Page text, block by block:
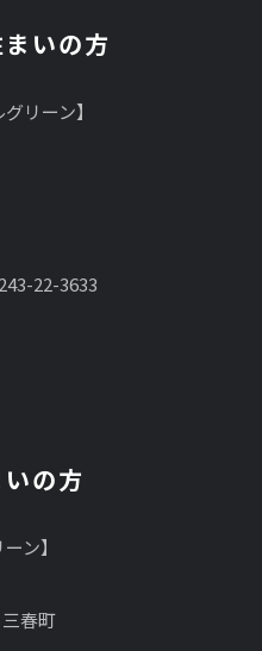
いの方
リーン】
22-3633
の方
ン】
春町